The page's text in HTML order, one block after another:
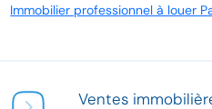
Immobilier professionnel à louer
Ventes